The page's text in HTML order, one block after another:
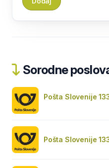
Sorodne
Pošta Slovenije
Pošta Slovenije